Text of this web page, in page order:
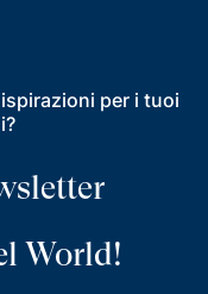
per i tuoi
World!